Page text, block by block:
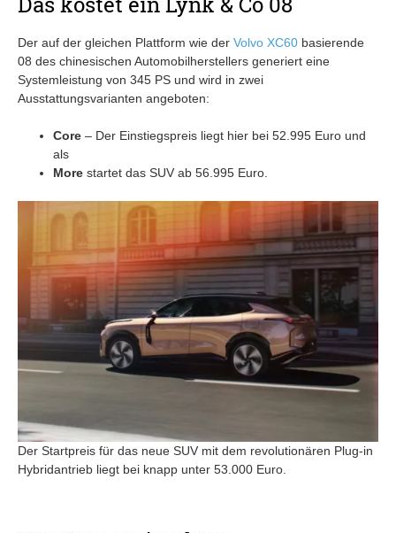
Der auf der gleichen Plattform wie der Volvo XC60 basierende
08 des chinesischen Automobilherstellers generiert eine
Systemleistung von 345 PS und wird in zwei
Ausstattungsvarianten angeboten:
Core – Der Einstiegspreis liegt hier bei 52.995 Euro und
als
More startet das SUV ab 56.995 Euro.
Der Startpreis für das neue SUV mit dem revolutionären Plug-in
Hybridantrieb liegt bei knapp unter 53.000 Euro.